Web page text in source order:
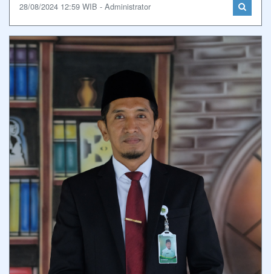
28/08/2024 12:59 WIB - Administrator